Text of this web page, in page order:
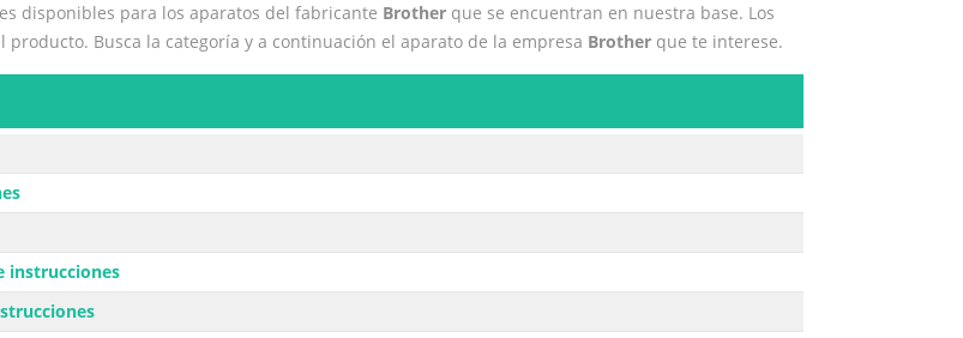
disponibles para los aparatos del fabricante Brother que se encuentran en nuestra base. Los
Busca la categoría y a continuación el aparato de la empresa Brother que te interese.
instrucciones